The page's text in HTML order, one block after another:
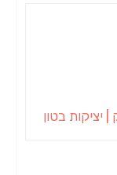
| יציקות בטון